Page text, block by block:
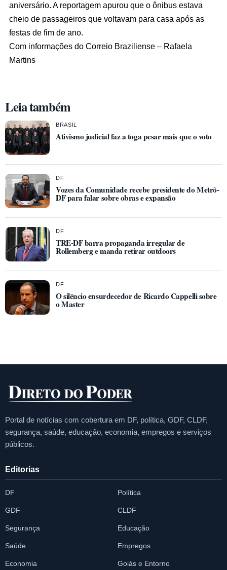
aniversário. A reportagem apurou que o ônibus estava
cheio de passageiros que voltavam para casa após as
festas de fim de ano.
Com informações do Correio Braziliense – Rafaela
Martins
Leia também
BRASIL
Ativismo judicial faz a toga pesar mais que o voto
DF
Vozes da Comunidade recebe presidente do Metrô-
DF para falar sobre obras e expansão
DF
TRE-DF barra propaganda irregular de
Rollemberg e manda retirar outdoors
DF
O silêncio ensurdecedor de Ricardo Cappelli sobre
o Master
Portal de notícias com cobertura em DF, política, GDF, CLDF,
segurança, saúde, educação, economia, empregos e serviços
públicos.
Editorias
DF Política
GDF CLDF
Segurança Educação
Saúde Empregos
Economia Goiás e Entorno